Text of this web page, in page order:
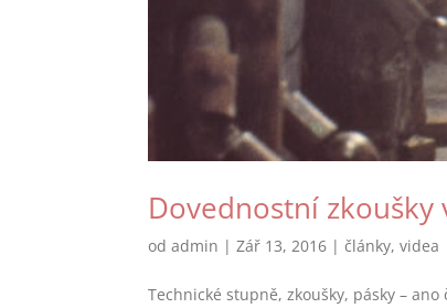
Dovednostní
odadmin |Zář 13, 2016 |články,videa
Technické stupně, zkoušky, pásky –